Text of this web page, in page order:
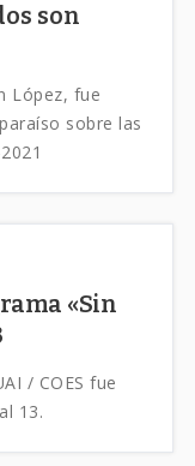
son
López, fue
sobre las
«Sin
/ COES fue
13.